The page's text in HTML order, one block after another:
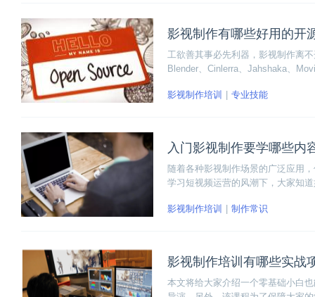
影视制作有哪些好用的开
工欲善其事必先利器，影视制作离
Blender、Cinlerra、Jahshaka、
影视制作培训
专业技能
入门影视制作要学哪些内
随着各种影视制作场景的广泛应用
学习短视频运营的风潮下，大家知
来看看。
影视制作培训 制作常识
影视制作培训有哪些实战
本文将给大家介绍一个零基础小白